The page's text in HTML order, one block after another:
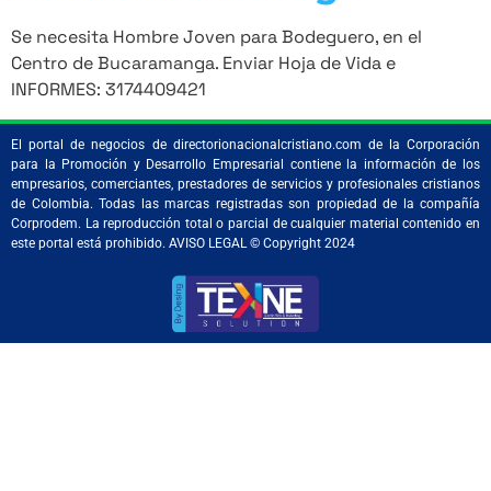
Se necesita Hombre Joven para Bodeguero, en el
Centro de Bucaramanga. Enviar Hoja de Vida e
INFORMES: 3174409421
El portal de negocios de directorionacionalcristiano.com de la Corporación
para la Promoción y Desarrollo Empresarial contiene la información de los
empresarios, comerciantes, prestadores de servicios y profesionales cristianos
de Colombia. Todas las marcas registradas son propiedad de la compañía
Corprodem. La reproducción total o parcial de cualquier material contenido en
este portal está prohibido. AVISO LEGAL © Copyright 2024